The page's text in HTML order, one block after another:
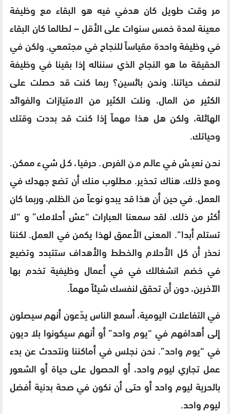
مر وقت طويل كان هدفي فيه هو البقاء مع وظيفة
معينة لمدة خمس سنوات على الأقل – لطالما كان البقاء
في وظيفة واحدة مقياساً للنجاح في مجتمعي. ولكن في
الحقيقة ما هو النجاح الذي سنناله إذا بقينا في وظيفة
لنصف حياتنا، ونحن بائسين؟ ربما كنت قد حصلت على
الكثير من المال، ونلت الكثير من الامتيازات والفوائد
الهائلة، ولكن هل هذا مهماً إذا كنت قد بددت وقتك
وحياتك.
نحن نعيش في عالم من الفرص. حرفيا، كل شيء ممكن.
ومع ذلك، هناك تحذير. مطلوب منك أن تضع جهدك في
العمل. في حين أن هذا قد يبدو نوعاً من الظلم، وربما كان
أكثر من ذلك. لقد سمعنا العبارات “عش أحلامك” و “لا
تستلم أبدا”. المعنى الأعمق لهذا يكمن في العمل. لكننا
نحذر أن كل الأحلام والخطط والأهداف ستتبدد وتضيع
في خضم انشغالك في في أعمال وظيفية تخدم بها
الآخرين، دون أن تحقق لنفسك شيئاً مهماً.
في التفاعلات اليومية، أسمع الناس يدّعون أنهم سيصلون
إلى أهدافهم في “يوم واحد” أو أنهم سيكونوا بلا ديون
في “يوم واحد”. نحن نجلس في أماكننا ونتحدث عن بدء
عمل تجاري ليوم واحد، أو الحصول على حياة أو الشعور
بالحرية ليوم واحد أو حتى أن نكون في صحة بدنية أفضل
ليوم واحد.